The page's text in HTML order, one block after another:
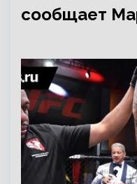
сообщает